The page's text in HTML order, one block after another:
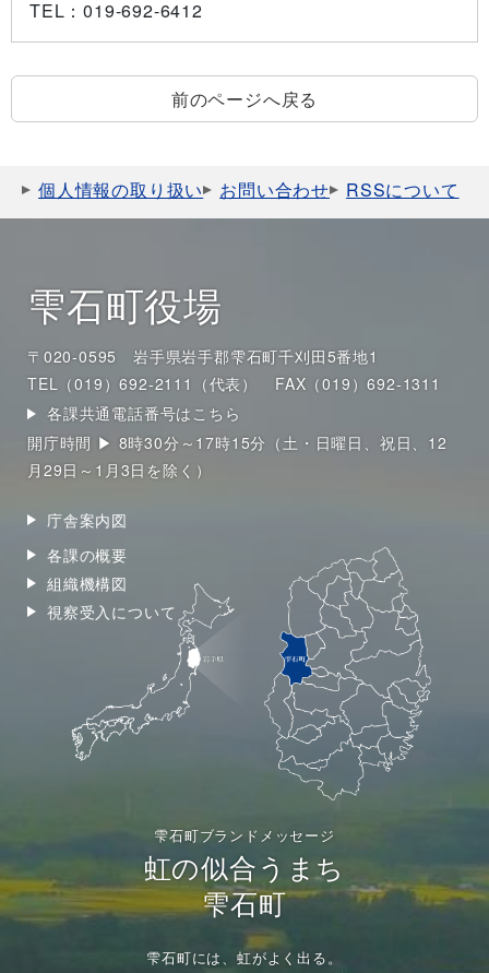
TEL ：019-692-6412
前のページへ戻る
個人情報の取り扱い お問い合わせ RSSについて
雫石町役場
〒020-0595 岩手県岩手郡雫石町千刈田5番地1
TEL（019）692-2111（代表）
FAX（019）692-1311
各課共通電話番号はこちら
開庁時間 ▶ 8時30分～17時15分（土・日曜日、祝日、12
月29日～1月3日を除く）
庁舎案内図
各課の概要
組織機構図
視察受入について
雫石町ブランドメッセージ
虹の似合うまち
雫石町
雫石町には、虹がよく出る。